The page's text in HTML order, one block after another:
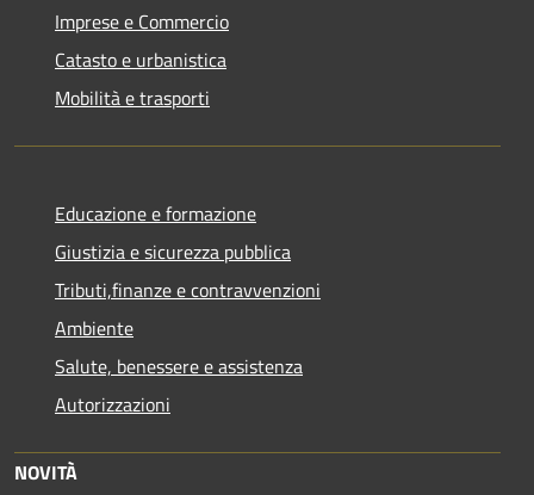
Imprese e Commercio
Catasto e urbanistica
Mobilità e trasporti
Educazione e formazione
Giustizia e sicurezza pubblica
Tributi,finanze e contravvenzioni
Ambiente
Salute, benessere e assistenza
Autorizzazioni
NOVITÀ